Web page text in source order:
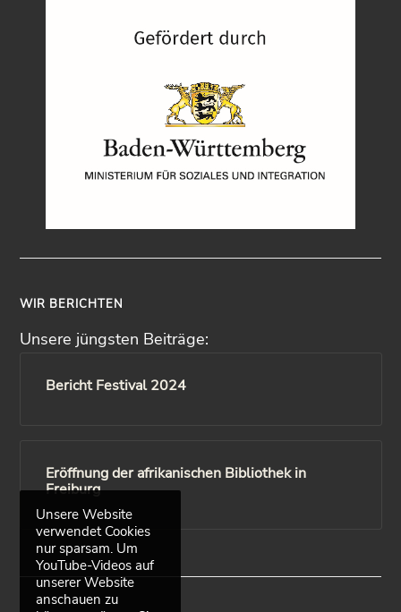
WIR BERICHTEN
Unsere jüngsten Beiträge:
Bericht Festival 2024
Eröffnung der afrikanischen Bibliothek in
Freiburg
Unsere Website
verwendet Cookies
nur sparsam. Um
YouTube-Videos auf
unserer Website
anschauen zu